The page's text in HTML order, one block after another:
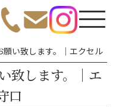
い致します。｜エクセル｜
致します。｜エ
口